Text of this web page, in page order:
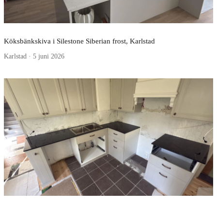
Köksbänkskiva i Silestone Siberian frost, Karlstad
Karlstad · 5 juni 2026